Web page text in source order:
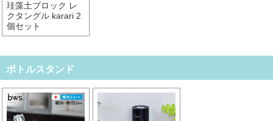
珪藻土ブロック レ
クタングル karari 2
個セット
ボトルスタンド